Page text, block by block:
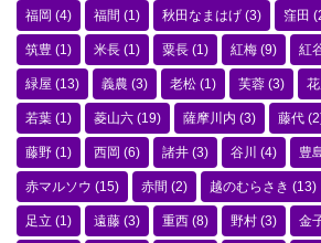
福岡 (4) 福間 (1) 秋田なまはげ (3) 窪田
筑豊 (1) 米長 (1) 粟長 (1) 紅梅 (9) 紅
緑屋 (13) 義農 (3) 老松 (1) 芙蓉 (3)
若葉 (1) 菱山六 (19) 薩摩川内 (3) 藤代
藤野 (1) 西岡 (6) 諸井 (3) 谷川 (4) 豊
赤マルソウ (15) 赤間 (2) 越のむらさき (13)
足立 (1) 遠藤 (3) 重西 (8) 野村 (3) 金